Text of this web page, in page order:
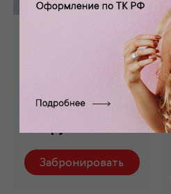
искусственный в
Состав: 100% ПЭ
750 руб.
Забронировать